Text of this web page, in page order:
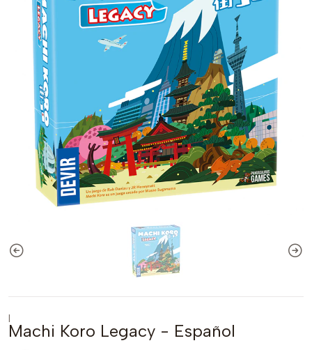
|
Machi Koro Legacy - Español